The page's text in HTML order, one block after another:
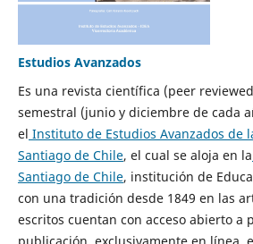
Estudios Avanzados
Es una revista científica (peer
semestral (junio y diciembre de cada
el Instituto de Estudios Avanzados de
Santiago de Chile, el cual se aloja en la
Santiago de Chile, institución de
con una tradición desde 1849 en las
escritos cuentan con acceso abierto a